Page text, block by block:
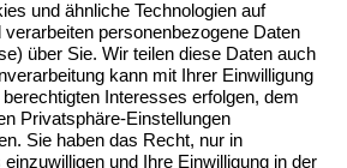
und ähnliche Technologien auf
personenbezogene Daten
über Sie. Wir teilen diese Daten auch
kann mit Ihrer Einwilligung
Interesses erfolgen, dem
Privatsphäre-Einstellungen
Sie haben das Recht, nur in
und Ihre Einwilligung in der